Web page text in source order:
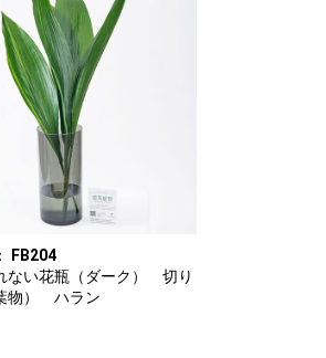
FB204
ない花瓶（ダーク） 切り
物） ハラン